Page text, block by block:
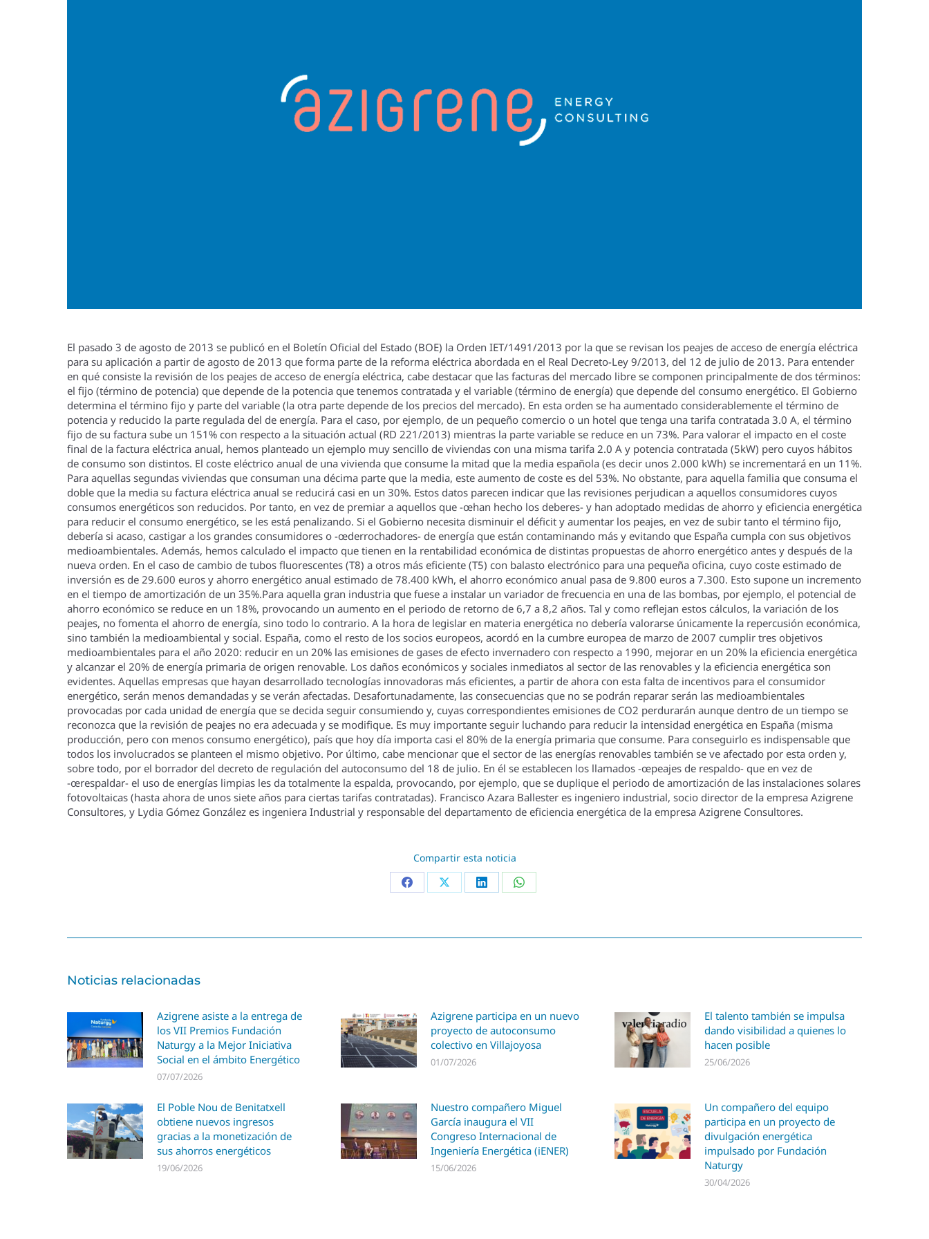
El pasado 3 de agosto de 2013 se publicó en el Boletí­n Oficial del Estado (BOE) la Orden IET/1491/2013 por la que se revisan los peajes de acceso de energí­a eléctrica
para su aplicación a partir de agosto de 2013 que forma parte de la reforma eléctrica abordada en el Real Decreto-Ley 9/2013, del 12 de julio de 2013. Para entender
en qué consiste la revisión de los peajes de acceso de energí­a eléctrica, cabe destacar que las facturas del mercado libre se componen principalmente de dos términos:
el fijo (término de potencia) que depende de la potencia que tenemos contratada y el variable (término de energí­a) que depende del consumo energético. El Gobierno
determina el término fijo y parte del variable (la otra parte depende de los precios del mercado). En esta orden se ha aumentado considerablemente el término de
potencia y reducido la parte regulada del de energí­a. Para el caso, por ejemplo, de un pequeño comercio o un hotel que tenga una tarifa contratada 3.0 A, el término
fijo de su factura sube un 151% con respecto a la situación actual (RD 221/2013) mientras la parte variable se reduce en un 73%. Para valorar el impacto en el coste
final de la factura eléctrica anual, hemos planteado un ejemplo muy sencillo de viviendas con una misma tarifa 2.0 A y potencia contratada (5kW) pero cuyos hábitos
de consumo son distintos. El coste eléctrico anual de una vivienda que consume la mitad que la media española (es decir unos 2.000 kWh) se incrementará en un 11%.
Para aquellas segundas viviendas que consuman una décima parte que la media, este aumento de coste es del 53%. No obstante, para aquella familia que consuma el
doble que la media su factura eléctrica anual se reducirá casi en un 30%. Estos datos parecen indicar que las revisiones perjudican a aquellos consumidores cuyos
consumos energéticos son reducidos. Por tanto, en vez de premiar a aquellos que -œhan hecho los deberes- y han adoptado medidas de ahorro y eficiencia energética
para reducir el consumo energético, se les está penalizando. Si el Gobierno necesita disminuir el déficit y aumentar los peajes, en vez de subir tanto el término fijo,
deberí­a si acaso, castigar a los grandes consumidores o -œderrochadores- de energí­a que están contaminando más y evitando que España cumpla con sus objetivos
medioambientales. Además, hemos calculado el impacto que tienen en la rentabilidad económica de distintas propuestas de ahorro energético antes y después de la
nueva orden. En el caso de cambio de tubos fluorescentes (T8) a otros más eficiente (T5) con balasto electrónico para una pequeña oficina, cuyo coste estimado de
inversión es de 29.600 euros y ahorro energético anual estimado de 78.400 kWh, el ahorro económico anual pasa de 9.800 euros a 7.300. Esto supone un incremento
en el tiempo de amortización de un 35%.Para aquella gran industria que fuese a instalar un variador de frecuencia en una de las bombas, por ejemplo, el potencial de
ahorro económico se reduce en un 18%, provocando un aumento en el periodo de retorno de 6,7 a 8,2 años. Tal y como reflejan estos cálculos, la variación de los
peajes, no fomenta el ahorro de energí­a, sino todo lo contrario. A la hora de legislar en materia energética no deberí­a valorarse únicamente la repercusión económica,
sino también la medioambiental y social. España, como el resto de los socios europeos, acordó en la cumbre europea de marzo de 2007 cumplir tres objetivos
medioambientales para el año 2020: reducir en un 20% las emisiones de gases de efecto invernadero con respecto a 1990, mejorar en un 20% la eficiencia energética
y alcanzar el 20% de energí­a primaria de origen renovable. Los daños económicos y sociales inmediatos al sector de las renovables y la eficiencia energética son
evidentes. Aquellas empresas que hayan desarrollado tecnologí­as innovadoras más eficientes, a partir de ahora con esta falta de incentivos para el consumidor
energético, serán menos demandadas y se verán afectadas. Desafortunadamente, las consecuencias que no se podrán reparar serán las medioambientales
provocadas por cada unidad de energí­a que se decida seguir consumiendo y, cuyas correspondientes emisiones de CO2 perdurarán aunque dentro de un tiempo se
reconozca que la revisión de peajes no era adecuada y se modifique. Es muy importante seguir luchando para reducir la intensidad energética en España (misma
producción, pero con menos consumo energético), paí­s que hoy dí­a importa casi el 80% de la energí­a primaria que consume. Para conseguirlo es indispensable que
todos los involucrados se planteen el mismo objetivo. Por último, cabe mencionar que el sector de las energí­as renovables también se ve afectado por esta orden y,
sobre todo, por el borrador del decreto de regulación del autoconsumo del 18 de julio. En él se establecen los llamados -œpeajes de respaldo- que en vez de
-œrespaldar- el uso de energí­as limpias les da totalmente la espalda, provocando, por ejemplo, que se duplique el periodo de amortización de las instalaciones solares
fotovoltaicas (hasta ahora de unos siete años para ciertas tarifas contratadas). Francisco Azara Ballester es ingeniero industrial, socio director de la empresa Azigrene
Consultores, y Lydia Gómez González es ingeniera Industrial y responsable del departamento de eficiencia energética de la empresa Azigrene Consultores.
Compartir esta noticia
Noticias relacionadas
Azigrene asiste a la entrega de
los VII Premios Fundación
Naturgy a la Mejor Iniciativa
Social en el ámbito Energético
07/07/2026
Azigrene participa en un nuevo
proyecto de autoconsumo
colectivo en Villajoyosa
01/07/2026
El talento también se impulsa
dando visibilidad a quienes lo
hacen posible
25/06/2026
El Poble Nou de Benitatxell
obtiene nuevos ingresos
gracias a la monetización de
sus ahorros energéticos
19/06/2026
Nuestro compañero Miguel
García inaugura el VII
Congreso Internacional de
Ingeniería Energética (iENER)
15/06/2026
Un compañero del equipo
participa en un proyecto de
divulgación energética
impulsado por Fundación
Naturgy
30/04/2026